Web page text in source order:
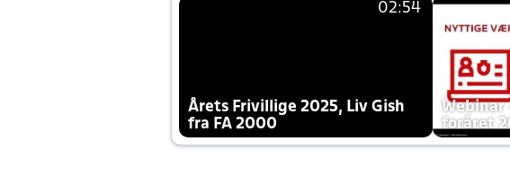
02:54
Årets Frivillige 2025, Liv Gish
fra FA 2000
Webinar
foråret